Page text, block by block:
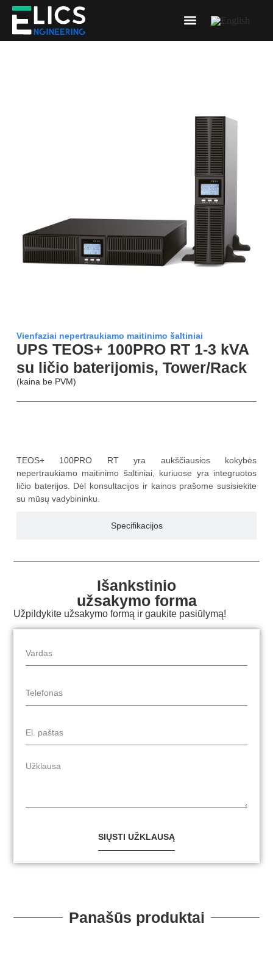
Vienfaziai nepertraukiamo maitinimo šaltiniai
UPS TEOS+ 100PRO RT 1-3 kVA
su ličio baterijomis, Tower/Rack
(kaina be PVM)
Specifikacijos
TEOS+ 100PRO RT yra aukščiausios kokybės
nepertraukiamo maitinimo šaltiniai, kuriuose yra integruotos
ličio baterijos. Dėl konsultacijos ir kainos prašome susisiekite
su mūsų vadybininku.
Išankstinio
užsakymo forma
Užpildykite užsakymo formą ir gaukite pasiūlymą!
SIŲSTI UŽKLAUSĄ
Panašūs produktai